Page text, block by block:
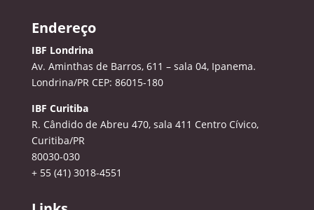
Endereço
IBF Londrina
Av. Aminthas de Barros, 611 – sala 04, Ipanema.
Londrina/PR CEP: 86015-180
IBF Curitiba
R. Cândido de Abreu 470, sala 411 Centro Cívico,
Curitiba/PR
80030-030
+ 55 (41) 3018-4551